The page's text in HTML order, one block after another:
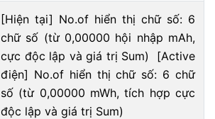
[Hiện tại] No.of hiển thị chữ số: 6
chữ số (từ 0,00000 hội nhập mAh,
cực độc lập và giá trị Sum) [Active
điện] No.of hiển thị chữ số: 6 chữ
số (từ 0,00000 mWh, tích hợp cực
độc lập và giá trị Sum)